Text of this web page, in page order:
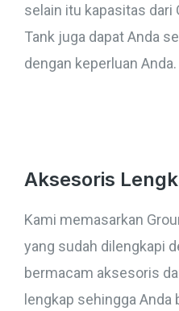
selain itu kapasitas dari
Tank juga dapat Anda
dengan keperluan Anda.
Aksesoris
Kami memasarkan
yang sudah dilengkapi
bermacam aksesoris
lengkap sehingga Anda